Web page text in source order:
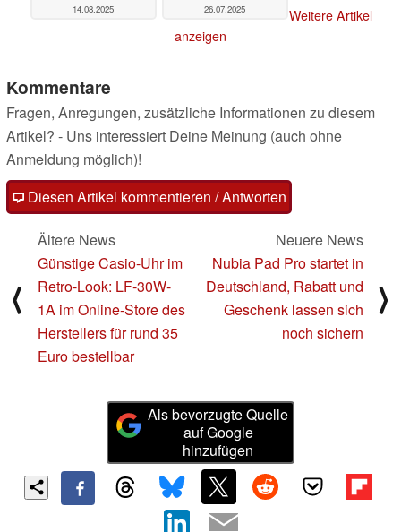
14.08.2025 26.07.2025
Weitere Artikel
anzeigen
Kommentare
Fragen, Anregungen, zusätzliche Informationen zu diesem
Artikel? - Uns interessiert Deine Meinung (auch ohne
Anmeldung möglich)!
Diesen Artikel kommentieren / Antworten
⟨
Ältere News
Günstige Casio-Uhr im
Retro-Look: LF-30W-
1A im Online-Store des
Herstellers für rund 35
Euro bestellbar
Neuere News
Nubia Pad Pro startet in
Deutschland, Rabatt und
Geschenk lassen sich
noch sichern
⟩
Als bevorzugte Quelle
auf Google
hinzufügen